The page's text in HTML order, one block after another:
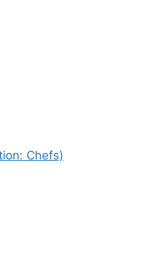
Chefs)